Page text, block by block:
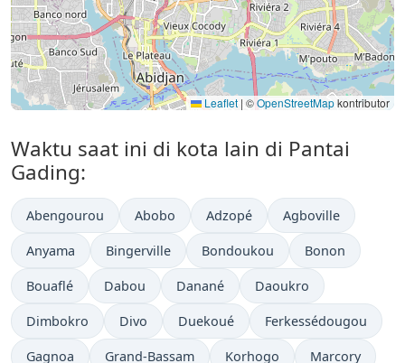
Leaflet | ©OpenStreetMapkontributor
Waktu saat ini di kota lain di Pantai
Gading:
Abengourou Abobo Adzopé Agboville
Anyama Bingerville Bondoukou Bonon
Bouaflé Dabou Danané Daoukro
Dimbokro Divo Duekoué Ferkessédougou
Gagnoa Grand-Bassam Korhogo Marcory